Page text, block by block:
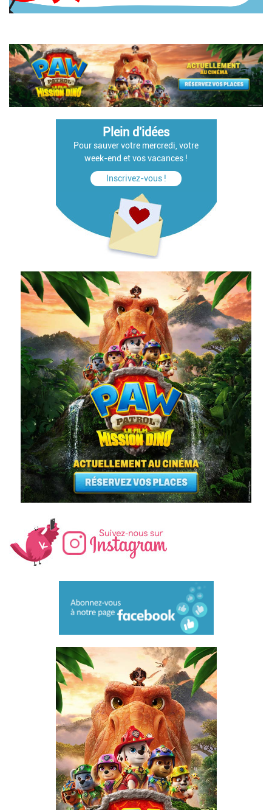
Plein d'idées
Pour sauver votre mercredi, votre
week-end et vos vacances !
Inscrivez-vous !